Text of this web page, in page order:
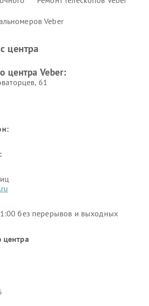
Veber
центра
центра Veber:
61
без перерывов и выходных
центра